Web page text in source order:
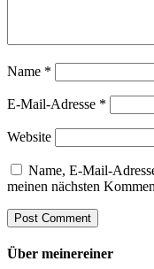
Name *
E-Mail-Adresse *
Website
Name, E-Mail-
meinen nächsten
Über meinereiner